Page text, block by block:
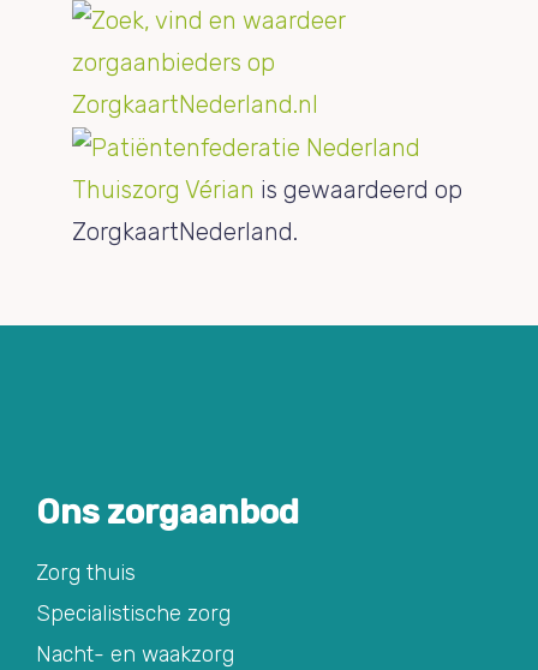
Thuiszorg Vérian is gewaardeerd op
ZorgkaartNederland.
Ons zorgaanbod
Zorg thuis
Specialistische zorg
Nacht- en waakzorg